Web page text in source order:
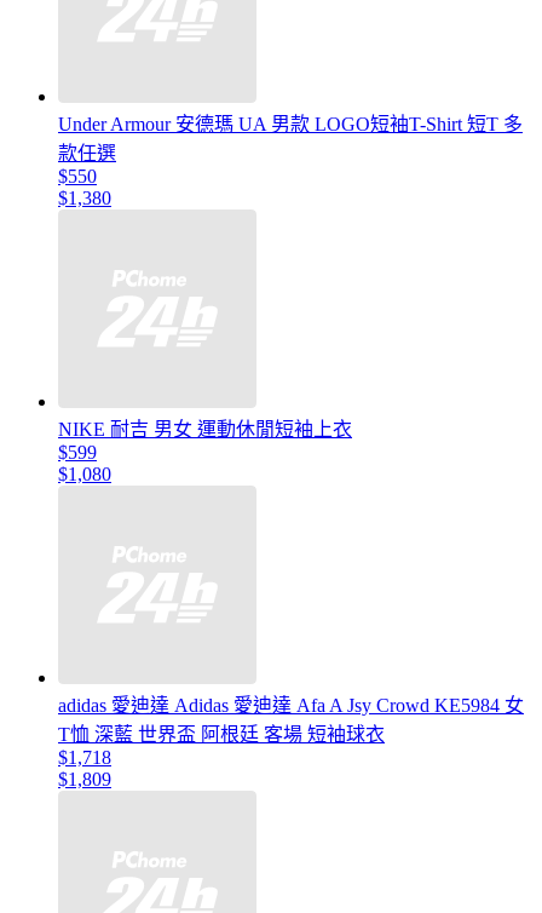
Under Armour 安德瑪 UA 男款 LOGO短袖T-Shirt 短T 多
款任選
$550
$1,380
NIKE 耐吉 男女 運動休閒短袖上衣
$599
$1,080
adidas 愛迪達 Adidas 愛迪達 Afa A Jsy Crowd KE5984 女
T恤 深藍 世界盃 阿根廷 客場 短袖球衣
$1,718
$1,809